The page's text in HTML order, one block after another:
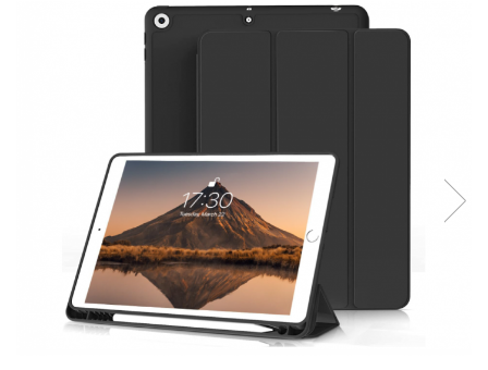
Bucatarie & Servire
Curatenie si intretinere
Iluminat & Electrice
Kit-uri automatizari porti si usi
Mobila dormitor
Mobila gradina & terasa
Mobila Living & Dining